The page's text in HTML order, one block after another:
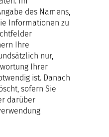
des Namens,
Informationen zu
Ihre
nur,
Ihrer
ist. Danach
sofern Sie
darüber